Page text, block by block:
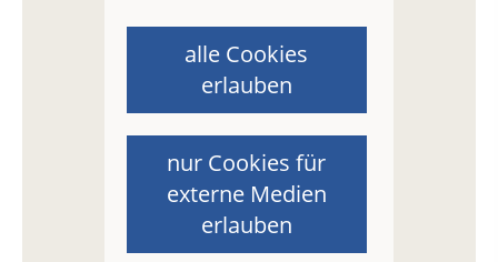
alle Cookies
erlauben
nur Cookies für
externe Medien
erlauben